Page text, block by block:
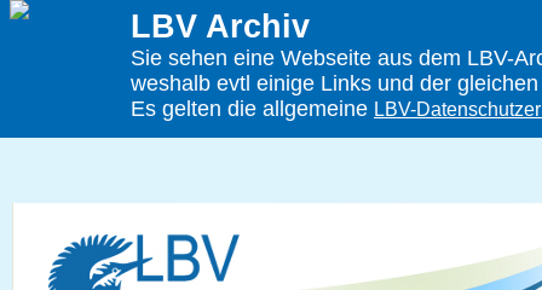
LBV Archiv
Sie sehen eine Webseite aus dem LBV-
weshalb evtl einige Links und der
Es gelten die allgemeine LBV-